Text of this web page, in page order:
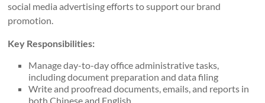
social media advertising efforts to support our brand
promotion.
Key Responsibilities:
Manage day-to-day office administrative tasks,
including document preparation and data filing
Write and proofread documents, emails, and reports in
both Chinese and English